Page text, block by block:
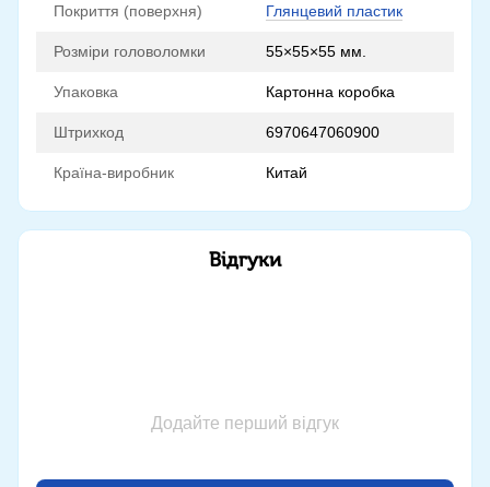
Покриття (поверхня) Глянцевий пластик
Розміри головоломки 55×55×55 мм.
Упаковка Картонна коробка
Штрихкод 6970647060900
Країна-виробник Китай
Відгуки
Додайте перший відгук